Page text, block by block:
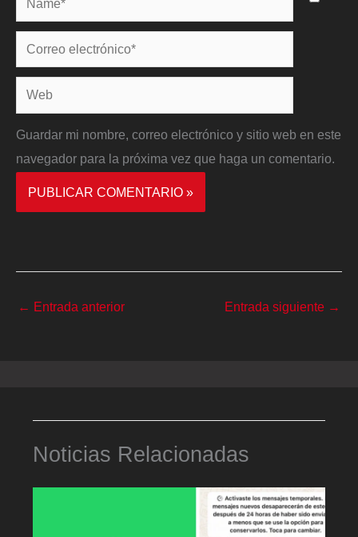
Correo
electrónico*
Web
Guardar mi nombre, correo electrónico y sitio web en este
navegador para la próxima vez que haga un comentario.
← Entrada anterior Entrada siguiente →
Noticias Relacionadas